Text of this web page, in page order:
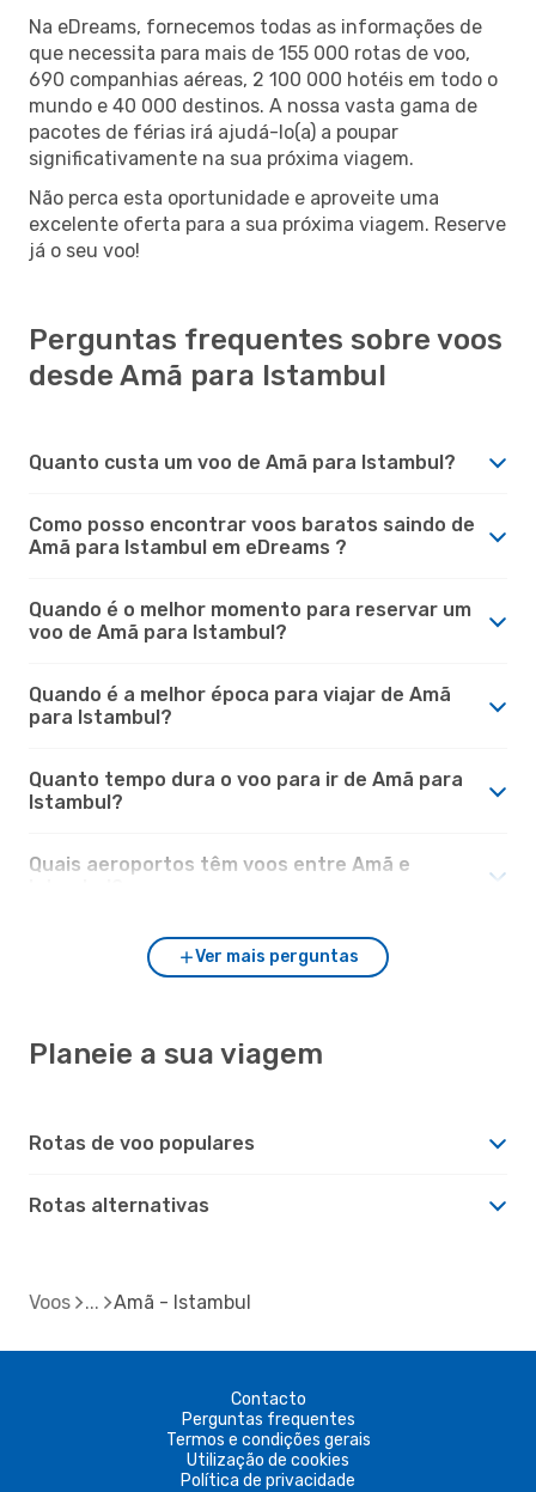
Na eDreams, fornecemos todas as informações de
que necessita para mais de 155 000 rotas de voo,
690 companhias aéreas, 2 100 000 hotéis em todo o
mundo e 40 000 destinos. A nossa vasta gama de
pacotes de férias irá ajudá-lo(a) a poupar
significativamente na sua próxima viagem.
Não perca esta oportunidade e aproveite uma
excelente oferta para a sua próxima viagem. Reserve
já o seu voo!
Perguntas frequentes sobre voos
desde Amã para Istambul
Quanto custa um voo de Amã para Istambul?
Como posso encontrar voos baratos saindo de
Amã para Istambul em eDreams ?
Quando é o melhor momento para reservar um
voo de Amã para Istambul?
Quando é a melhor época para viajar de Amã
para Istambul?
Quanto tempo dura o voo para ir de Amã para
Istambul?
Quais aeroportos têm voos entre Amã e
Ver mais perguntas
Planeie a sua viagem
Rotas de voo populares
Rotas alternativas
Voos Amã - Istambul
Contacto
Perguntas frequentes
Termos e condições gerais
Utilização de cookies
Política de privacidade